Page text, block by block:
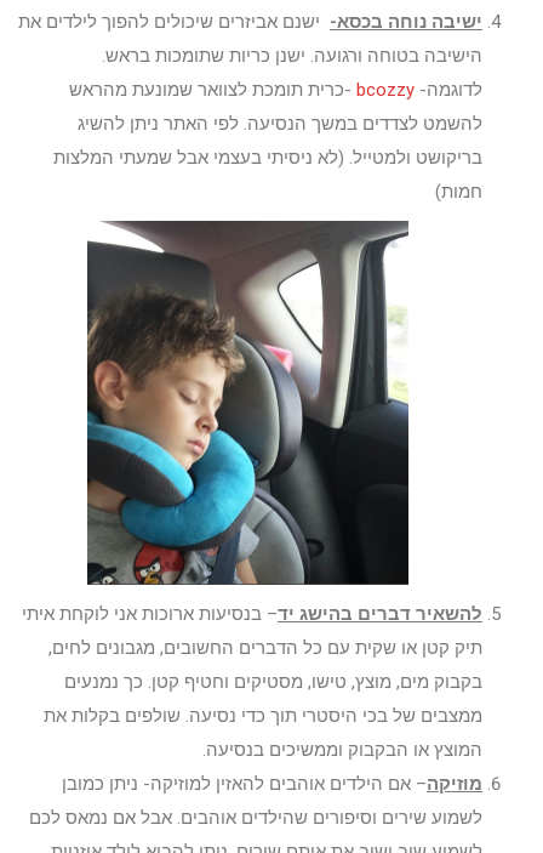
ישיבה נוחה בכסא- ישנם אביזרים שיכולים להפוך לילדים את
הישיבה בטוחה ורגועה. ישנן כריות שתומכות בראש.
לדוגמה- bcozzy -כרית תומכת לצוואר שמונעת מהראש
להשמט לצדדים במשך הנסיעה. לפי האתר ניתן להשיג
בריקושט ולמטייל. (לא ניסיתי בעצמי אבל שמעתי המלצות
חמות)
להשאיר דברים בהישג יד– בנסיעות ארוכות אני לוקחת איתי
תיק קטן או שקית עם כל הדברים החשובים, מגבונים לחים,
בקבוק מים, מוצץ, טישו, מסטיקים וחטיף קטן. כך נמנעים
ממצבים של בכי היסטרי תוך כדי נסיעה. שולפים בקלות את
המוצץ או הבקבוק וממשיכים בנסיעה.
מוזיקה– אם הילדים אוהבים להאזין למוזיקה- ניתן כמובן
לשמוע שירים וסיפורים שהילדים אוהבים. אבל אם נמאס לכם